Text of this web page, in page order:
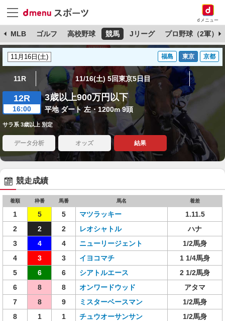
dメニュー
MLB ゴルフ 高校野球 競馬 Jリーグ プロ野球（2軍）
福島 東京 京都
11R 11/16(土) 5回東京5日目
12R
16:00
3歳以上900万円以下
平地 ダート 左・1200m 9頭
サラ系 3歳以上 別定
データ分析 オッズ 結果
競走成績
着順 枠番 馬番 馬名 着差
1 5 5 マツラッキー
1.11.5
2
2 2 レオシャトル
ハナ
3
4 4 ニューリージェント
1/2馬身
4
3 3 イヨコマチ
1 1/4馬身
5
6 6 シアトルエース
2 1/2馬身
6
8 8 オンワードウッド
アタマ
7
8 9 ミスターベースマン
1/2馬身
8
1 1 チュウオーサンサン
1/2馬身